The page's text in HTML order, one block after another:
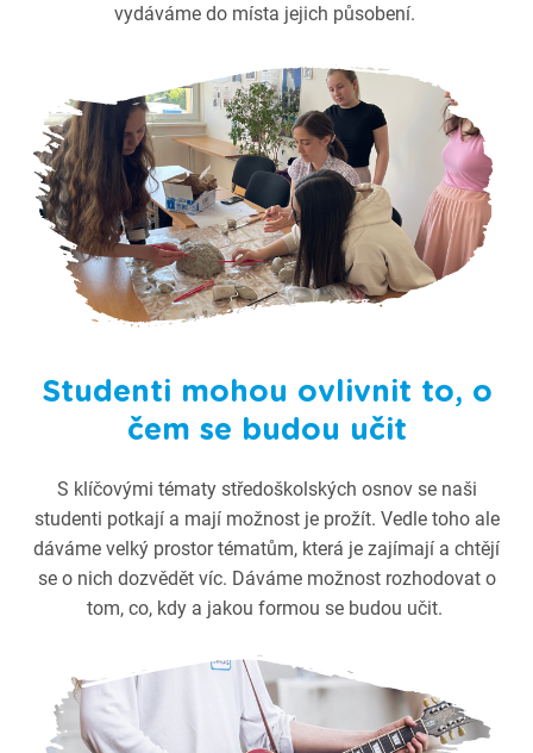
vydáváme do místa jejich působení.
Studenti mohou ovlivnit to, o
čem se budou učit
S klíčovými tématy středoškolských osnov se naši
studenti potkají a mají možnost je prožít. Vedle toho ale
dáváme velký prostor tématům, která je zajímají a chtějí
se o nich dozvědět víc. Dáváme možnost rozhodovat o
tom, co, kdy a jakou formou se budou učit.